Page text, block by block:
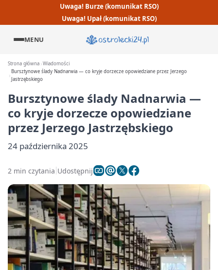
Uwaga! Burze (komunikat RSO)
Uwaga! Upał (komunikat RSO)
MENU
Strona główna Wiadomości
Bursztynowe ślady Nadnarwia — co kryje dorzecze opowiedziane przez Jerzego
Jastrzębskiego
Bursztynowe ślady Nadnarwia —
co kryje dorzecze opowiedziane
przez Jerzego Jastrzębskiego
24 października 2025
2 min czytania Udostępnij